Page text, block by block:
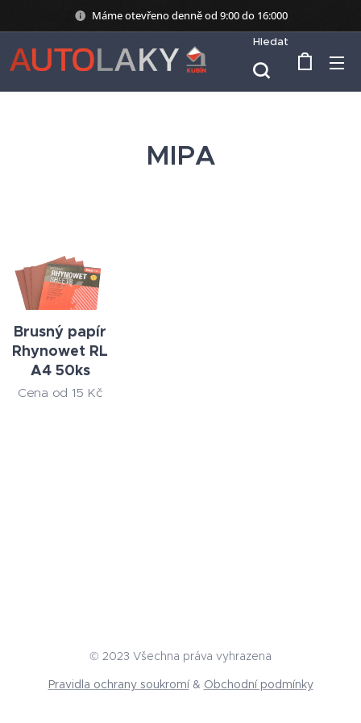
Máme otevřeno denně od 9:00 do 16:000
Hledat
MIPA
Brusný papír
Rhynowet RL
A4 50ks
Cena od 15 Kč
© 2023 Všechna práva vyhrazena
Pravidla ochrany soukromí& Obchodní podmínky